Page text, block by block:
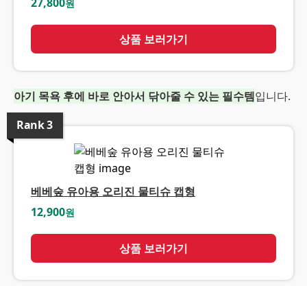
27,800원
상품 보러가기
아기 목욕 후에 바로 안아서 닦아줄 수 있는 필수템입니다.
Rank3
베베숲 유아용 오리진 물티슈 캡형
12,900원
상품 보러가기